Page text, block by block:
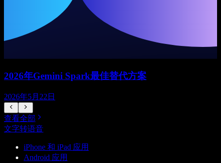
2026年Gemini Spark最佳替代方案
2026年5月22日
查看全部
文字转语音
iPhone 和 iPad 应用
Android 应用